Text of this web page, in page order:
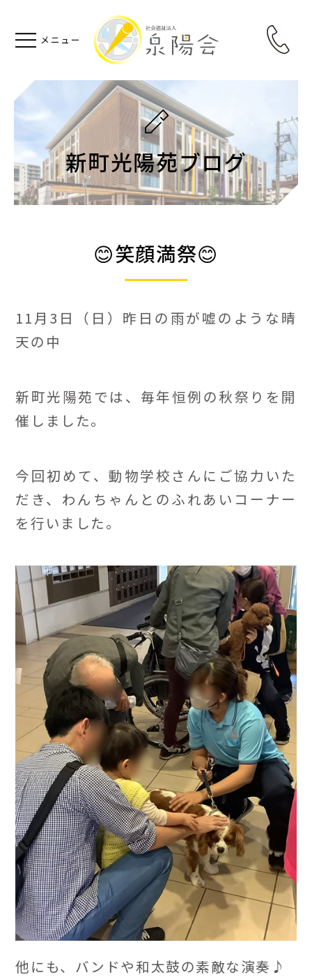
新町光陽苑ブログ
😊笑顔満祭😊
11月3日（日）昨日の雨が嘘のような晴
天の中
新町光陽苑では、毎年恒例の秋祭りを開
催しました。
今回初めて、動物学校さんにご協力いた
だき、わんちゃんとのふれあいコーナー
を行いました。
他にも、バンドや和太鼓の素敵な演奏♪